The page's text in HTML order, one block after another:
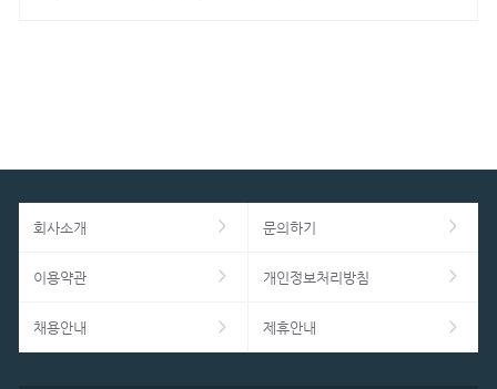
회사소개 문의하기
이용약관 개인정보처리방침
채용안내 제휴안내